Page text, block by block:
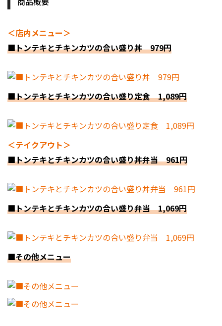
＜店内メニュー＞
■トンテキとチキンカツの合い盛り丼 979円
■トンテキとチキンカツの合い盛り定食 1,089円
＜テイクアウト＞
■トンテキとチキンカツの合い盛り丼弁当 961円
■トンテキとチキンカツの合い盛り弁当 1,069円
■その他メニュー